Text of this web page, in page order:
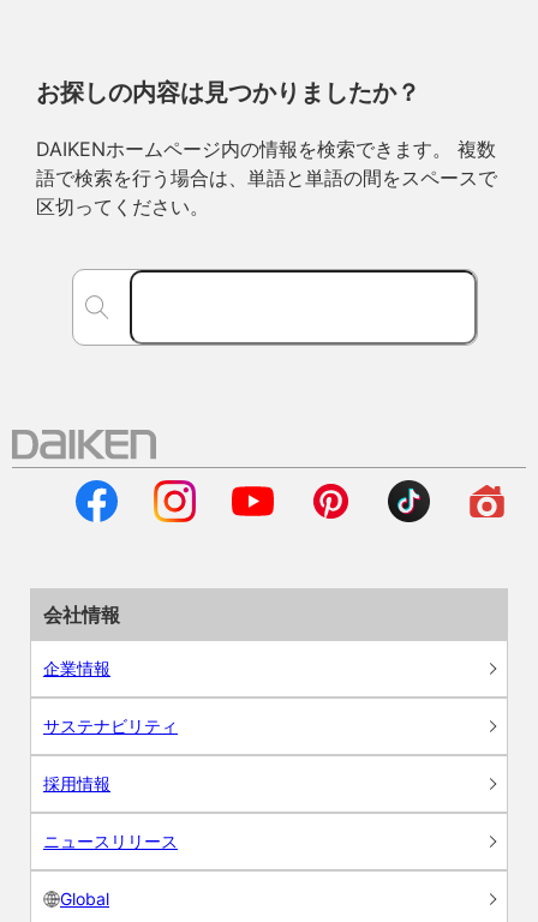
お探しの内容は見つかりましたか？
DAIKENホームページ内の情報を検索できます。 複数
語で検索を行う場合は、単語と単語の間をスペースで
区切ってください。
会社情報
企業情報
サステナビリティ
採用情報
ニュースリリース
Global